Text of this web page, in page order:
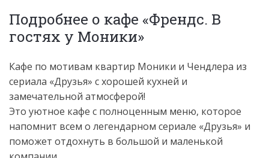
Подробнее о кафе «Френдс. В
гостях у Моники»
Кафе по мотивам квартир Моники и Чендлера из
сериала «Друзья» с хорошей кухней и
замечательной атмосферой!
Это уютное кафе с полноценным меню, которое
напомнит всем о легендарном сериале «Друзья» и
поможет отдохнуть в большой и маленькой